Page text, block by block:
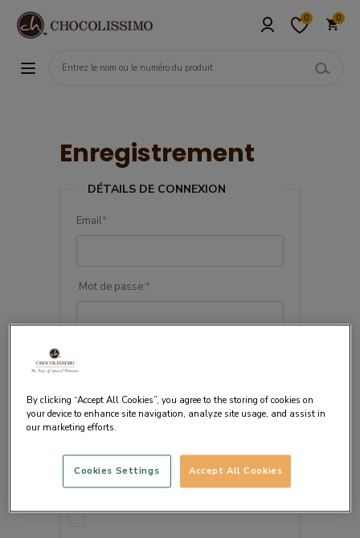
0 0
Enregistrement
DÉTAILS DE CONNEXION
Email*
Mot de passe:*
PERSONNELLES
By clicking “Accept All Cookies”, you agree to the storing of cookies on
your device to enhance site navigation, analyze site usage, and assist in
our marketing efforts.
Accept All Cookies
Cookies Settings